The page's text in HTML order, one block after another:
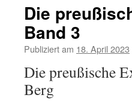
Die
Band 3
Publiziert am 18. April 2023
Die preußische
Berg